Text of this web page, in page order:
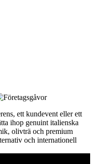
ett kundevent eller ett
ihop genuint italienska
olivträ och premium
och internationell